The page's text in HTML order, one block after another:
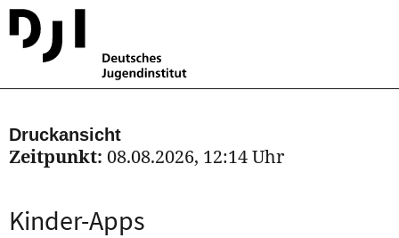
Druckansicht
Zeitpunkt: 08.08.2026, 12:14 Uhr
Kinder-Apps